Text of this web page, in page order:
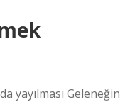
yayılması Geleneğin